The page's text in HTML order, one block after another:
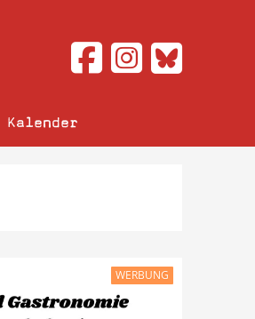
Kalender
WERBUNG